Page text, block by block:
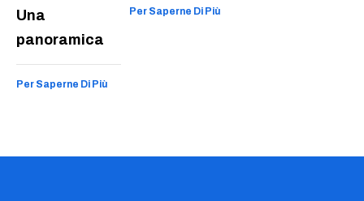
Una
panoramica
Per Saperne Di Più
Per Saperne Di Più